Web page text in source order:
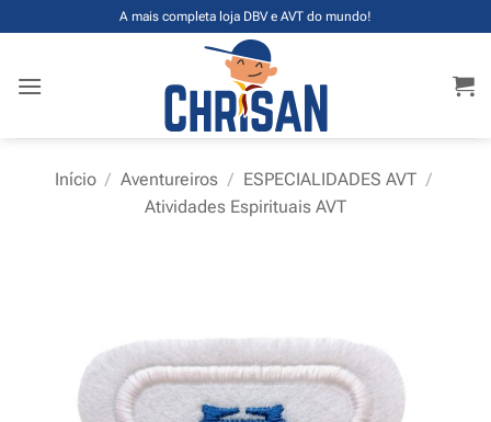
to
A mais completa loja DBV e AVT do mundo!
Início / Aventureiros / ESPECIALIDADES AVT /
Atividades Espirituais AVT